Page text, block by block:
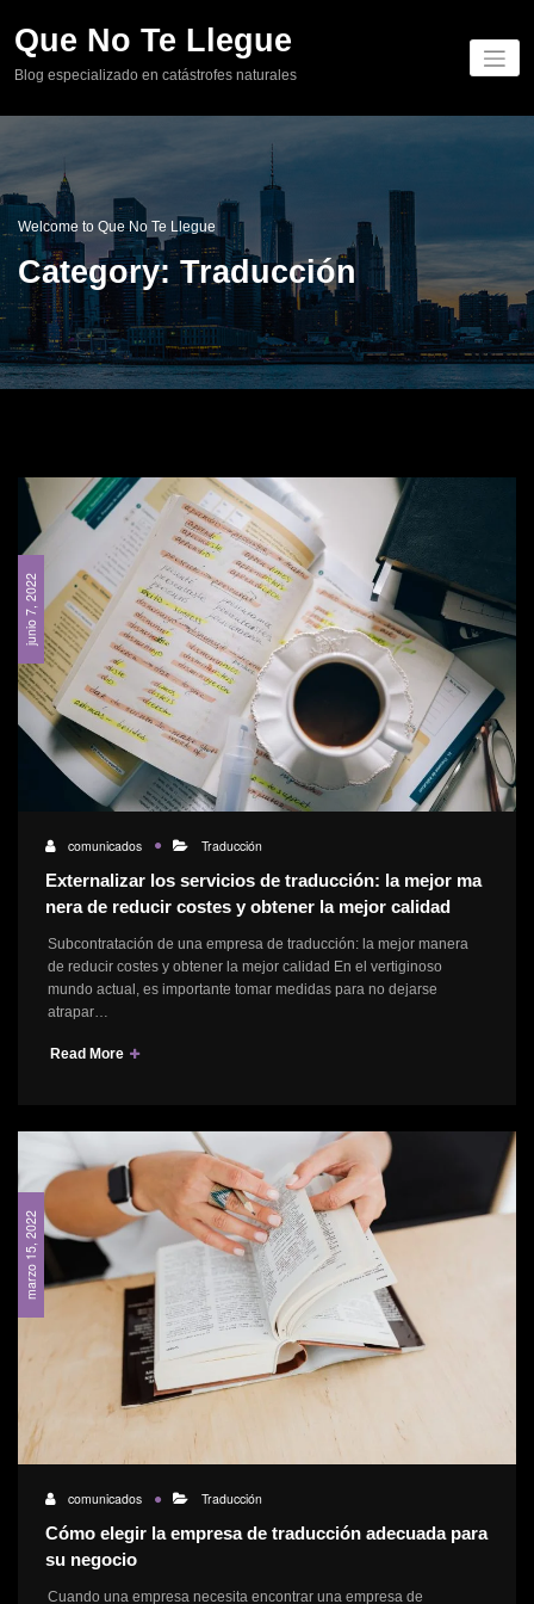
content
Que No Te Llegue
Blog especializado en catástrofes naturales
Welcome to Que No Te Llegue
Category: Traducción
junio 7, 2022
comunicados Traducción
Externalizar los servicios de traducción: la mejor ma
nera de reducir costes y obtener la mejor calidad
Subcontratación de una empresa de traducción: la mejor manera
de reducir costes y obtener la mejor calidad En el vertiginoso
mundo actual, es importante tomar medidas para no dejarse
atrapar…
Read More
marzo 15, 2022
comunicados Traducción
Cómo elegir la empresa de traducción adecuada para
su negocio
Cuando una empresa necesita encontrar una empresa de